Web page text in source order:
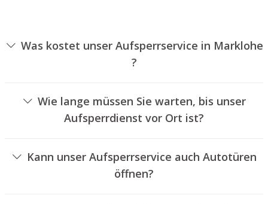
Was kostet unser Aufsperrservice in Marklohe
?
unterschiedlichen Faktoren ab, wie beispielsweise der
Ausführung des Zylinders, der Dauer der Arbeiten und
eventuell anfallenden Kilometerpauschalen. Wir bieten
Angebote an.
Wie lange müssen Sie warten, bis unser
Aufsperrdienst vor Ort ist?
innerhalb von 30 Minuten vor Ort. Die reelle Wartezeit
hängt von der Entfernung des Einsatzortes zu unserer
Filiale und den aktuellen Verkehrsbedingungen ab.
Kann unser Aufsperrservice auch Autotüren
öffnen?